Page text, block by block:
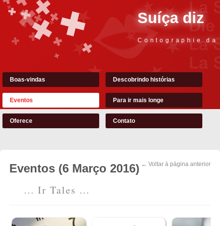
Suíça diz
Contographie
Boas-vindas Descobrindo histórias
Eventos Para ir mais longe
Oferece Contato
← Voltar à página anterior
Eventos (6 Março 2016)
... Ir Tales ...